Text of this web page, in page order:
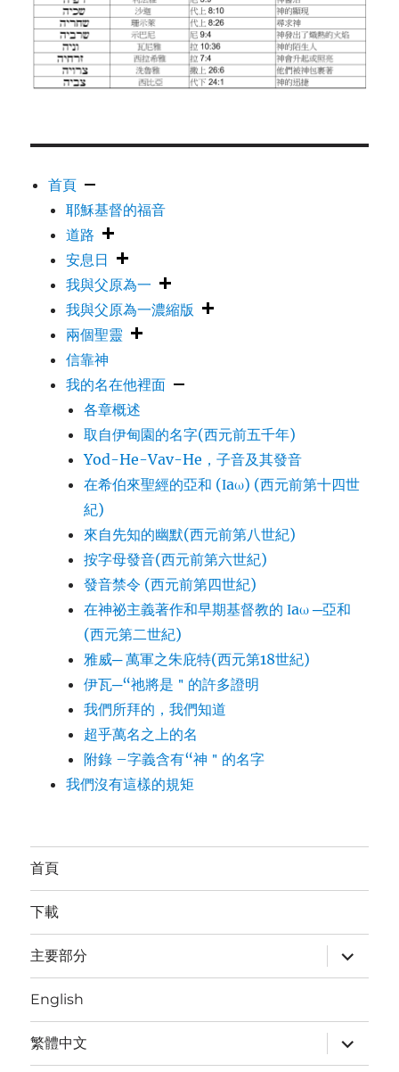
首頁
耶穌基督的福音
道路
安息日
我與父原為一
我與父原為一濃縮版
兩個聖靈
信靠神
我的名在他裡面
各章概述
取自伊甸園的名字(西元前五千年)
Yod-He-Vav-He，子音及其發音
在希伯來聖經的亞和 (Ιaω) (西元前第十四世
紀)
來自先知的幽默(西元前第八世紀)
按字母發音(西元前第六世紀)
發音禁令 (西元前第四世紀)
在神祕主義著作和早期基督教的 Ιaω ─亞和
(西元第二世紀)
雅威─ 萬軍之朱庇特(西元第18世紀)
伊瓦─“祂將是＂的許多證明
我們所拜的，我們知道
超乎萬名之上的名
附錄 –字義含有“神＂的名字
我們沒有這樣的規矩
首頁
下載
主要部分
expand
child
menu
English
繁體中文
expand
child
menu